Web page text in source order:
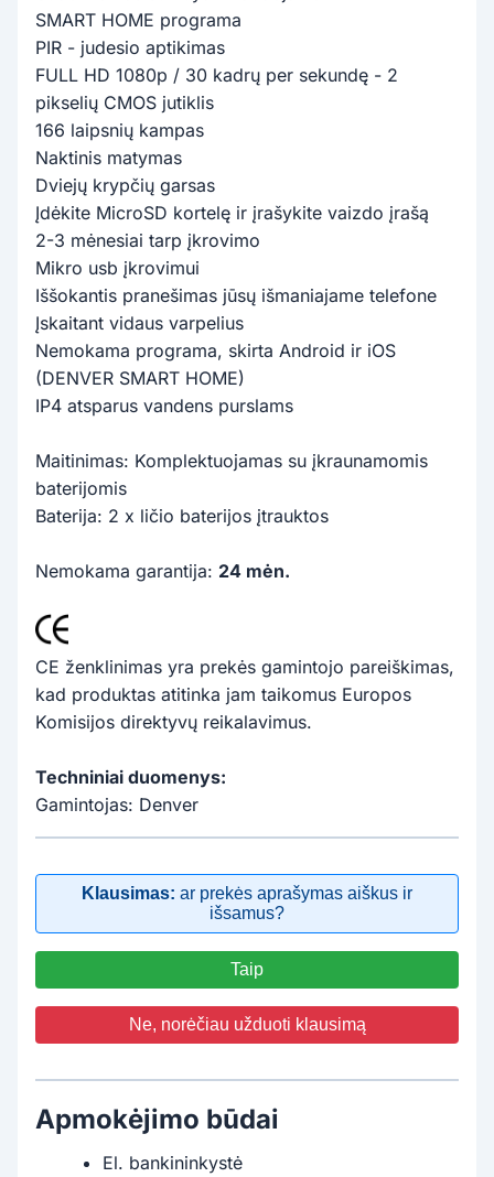
SMART HOME programa
PIR - judesio aptikimas
FULL HD 1080p / 30 kadrų per sekundę - 2
pikselių CMOS jutiklis
166 laipsnių kampas
Naktinis matymas
Dviejų krypčių garsas
Įdėkite MicroSD kortelę ir įrašykite vaizdo įrašą
2-3 mėnesiai tarp įkrovimo
Mikro usb įkrovimui
Iššokantis pranešimas jūsų išmaniajame telefone
Įskaitant vidaus varpelius
Nemokama programa, skirta Android ir iOS
(DENVER SMART HOME)
IP4 atsparus vandens purslams
Maitinimas: Komplektuojamas su įkraunamomis
baterijomis
Baterija: 2 x ličio baterijos įtrauktos
Nemokama garantija: 24 mėn.
CE ženklinimas yra prekės gamintojo pareiškimas,
kad produktas atitinka jam taikomus Europos
Komisijos direktyvų reikalavimus.
Techniniai duomenys:
Gamintojas: Denver
Klausimas: ar prekės aprašymas aiškus ir
išsamus?
Taip
Ne, norėčiau užduoti klausimą
Apmokėjimo būdai
El. bankininkystė